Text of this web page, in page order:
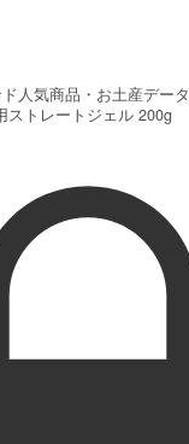
人気商品・お土産データ
ストレートジェル 200g